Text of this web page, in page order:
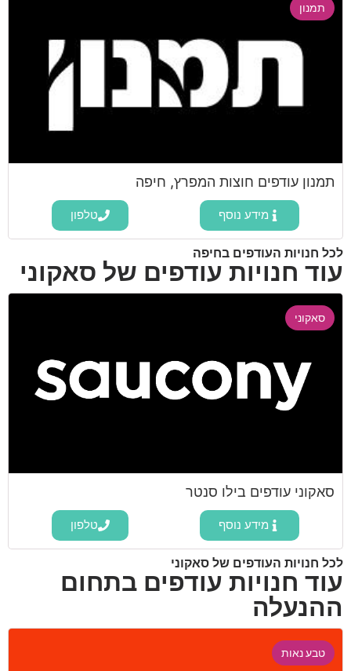
תמנון
תמנון עודפים חוצות המפרץ, חיפה
מידע נוסף טלפון
לכל חנויות העודפים בחיפה
עוד חנויות עודפים של סאקוני
סאקוני
סאקוני עודפים בילו סנטר
מידע נוסף טלפון
לכל חנויות העודפים של סאקוני
עוד חנויות עודפים בתחום
ההנעלה
טבע נאות